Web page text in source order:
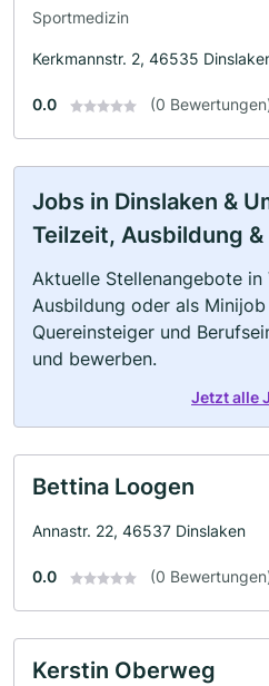
Sportmedizin
Kerkmannstr. 2, 46535
0.0 (0
Jobs in Dinslaken &
Teilzeit, Ausbildung &
Aktuelle Stellenangebote
Ausbildung oder als
Quereinsteiger und
und bewerben.
Jetzt alle
Bettina Loogen
Annastr. 22, 46537 Dinslaken
0.0 (0
Kerstin Oberweg